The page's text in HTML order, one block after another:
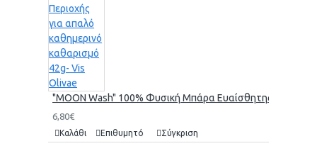
"MOON Wash" 100% Φυσική Μπάρα Ευαίσθητης
6,80€
Καλάθι Επιθυμητό Σύγκριση